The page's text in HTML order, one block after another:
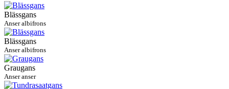
Blässgans
Anser albifrons
Blässgans
Anser albifrons
Graugans
Anser anser